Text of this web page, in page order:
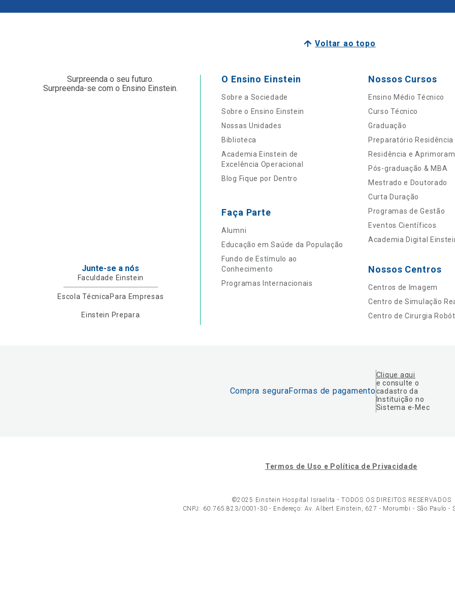
Voltar ao topo
Surpreenda o seu futuro.
Surpreenda-se com o Ensino Einstein.
Junte-se a nós
Faculdade Einstein
Escola TécnicaPara Empresas
Einstein Prepara
O Ensino Einstein
Sobre a Sociedade
Sobre o Ensino Einstein
Nossas Unidades
Biblioteca
Academia Einstein de
Excelência Operacional
Blog Fique por Dentro
Faça Parte
Alumni
Educação em Saúde da População
Fundo de Estímulo ao
Conhecimento
Programas Internacionais
Nossos Cursos
Ensino Médio Técnico
Curso Técnico
Graduação
Preparatório Residência
Residência e
Pós-graduação & MBA
Mestrado e Doutorado
Curta Duração
Programas de Gestão
Eventos Científicos
Academia Digital
Nossos Centros
Centros de Imagem
Centro de Simulação
Centro de Cirurgia
Compra seguraFormas de pagamento
Clique aqui
e consulte o
cadastro da
Instituição no
Sistema e-Mec
Termos de Uso e Política de Privacidade
©2025 Einstein Hospital Israelita - TODOS OS DIREITOS RESERVADOS
CNPJ: 60.765.823/0001-30 - Endereço: Av. Albert Einstein, 627 - Morumbi - São Paulo -